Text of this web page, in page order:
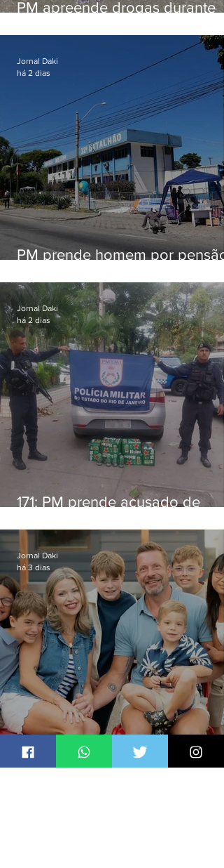
PM apreende drogas durante
PM prende homem por pensão
Jornal Daki
há 2 dias
171: PM prende acusado de
Niterói
Jornal Daki
há 2 dias
Pai mata esposa e seis filhos
EUA e não terá funeral
Jornal Daki
há 3 dias